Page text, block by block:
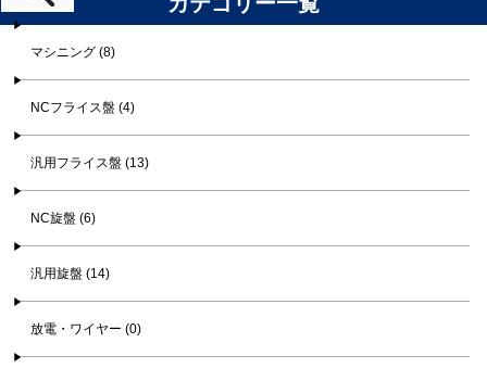
マシニング (8)
NCフライス盤 (4)
汎用フライス盤 (13)
NC旋盤 (6)
汎用旋盤 (14)
放電・ワイヤー (0)